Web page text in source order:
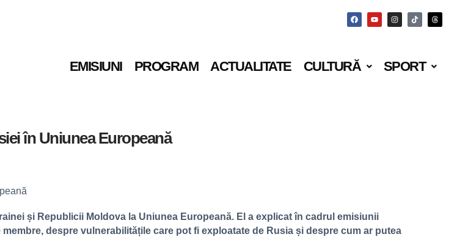
EMISIUNI PROGRAM ACTUALITATE CULTURĂ SPORT
în Uniunea Europeană
și Republicii Moldova la Uniunea Europeană. El a explicat în cadrul emisiunii
despre vulnerabilitățile care pot fi exploatate de Rusia și despre cum ar putea